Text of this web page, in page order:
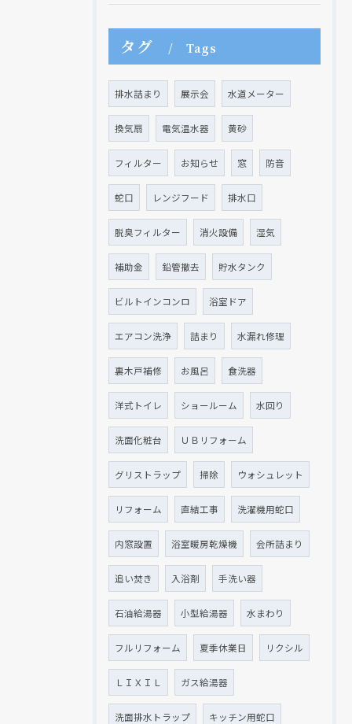
タグ Tags
排水詰まり 展示会 水道メーター
換気扇 電気温水器 黄砂
フィルター お知らせ 窓 防音
蛇口 レンジフード 排水口
脱臭フィルター 消火設備 湿気
補助金 鉛管撤去 貯水タンク
ビルトインコンロ 浴室ドア
エアコン洗浄 詰まり 水漏れ修理
裏木戸補修 お風呂 食洗器
洋式トイレ ショールーム 水回り
洗面化粧台 ＵＢリフォーム
グリストラップ 掃除 ウォシュレット
リフォーム 直結工事 洗濯機用蛇口
内窓設置 浴室暖房乾燥機 会所詰まり
追い焚き 入浴剤 手洗い器
石油給湯器 小型給湯器 水まわり
フルリフォーム 夏季休業日 リクシル
ＬＩＸＩＬ ガス給湯器
洗面排水トラップ キッチン用蛇口